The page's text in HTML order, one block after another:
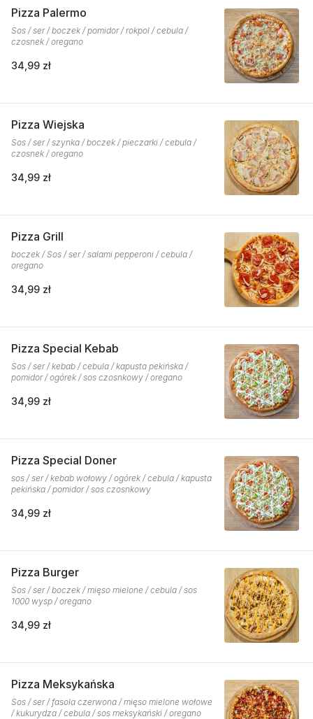
Pizza Palermo
Sos / ser / boczek / pomidor / rokpol / cebula /
czosnek / oregano
34,99 zł
Pizza Wiejska
Sos / ser / szynka / boczek / pieczarki / cebula /
czosnek / oregano
34,99 zł
Pizza Grill
boczek / Sos / ser / salami pepperoni / cebula /
oregano
34,99 zł
Pizza Special Kebab
Sos / ser / kebab / cebula / kapusta pekińska /
pomidor / ogórek / sos czosnkowy / oregano
34,99 zł
Pizza Special Doner
sos / ser / kebab wołowy / ogórek / cebula / kapusta
pekińska / pomidor / sos czosnkowy
34,99 zł
Pizza Burger
Sos / ser / boczek / mięso mielone / cebula / sos
1000 wysp / oregano
34,99 zł
Pizza Meksykańska
Sos / ser / fasola czerwona / mięso mielone wołowe
/ kukurydza / cebula / sos meksykański / oregano